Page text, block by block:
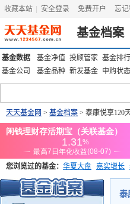
收藏本站 安全登录 免费开户 忘
基金档案
基金数据 基金净值 投顾管家 基金排行
基金公司
基金品种 新发基金 申购状态
天天基金网 > 基金档案 > 泰康悦享120
您浏览过的基金： 华夏大盘 嘉实增长
添富优势 华安宏利 上证180价值ETF
泰